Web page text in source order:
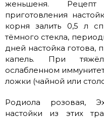
женьшеня. Рецепт
приготовления
корня залить 0,5 л
тёмного стекла,
дней настойка готова,
капель. При
ослабленном
ложки (чайной или
Родиола розовая,
настойки из этих